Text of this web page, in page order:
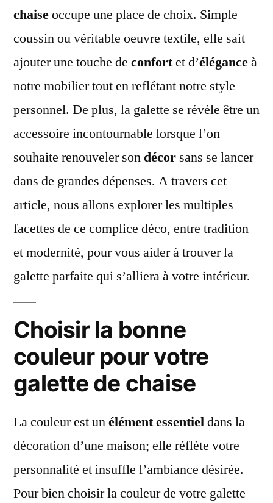
chaiseoccupe une place de choix. Simple
coussin ou véritable oeuvre textile, elle sait
ajouter une touche de confortet d’éléganceà
notre mobilier tout en reflétant notre style
personnel. De plus, la galette se révèle être un
accessoire incontournable lorsque l’on
souhaite renouveler son décor sans se lancer
dans de grandes dépenses. A travers cet
article, nous allons explorer les multiples
facettes de ce complice déco, entre tradition
et modernité, pour vous aider à trouver la
galette parfaite qui s’alliera à votre intérieur.
Choisir la bonne
couleur pour votre
galette de chaise
La couleur est unélément essentieldans la
décoration d’une maison; elle réflète votre
personnalité et insuffle l’ambiance désirée.
Pour bien choisir la couleur de votre galette